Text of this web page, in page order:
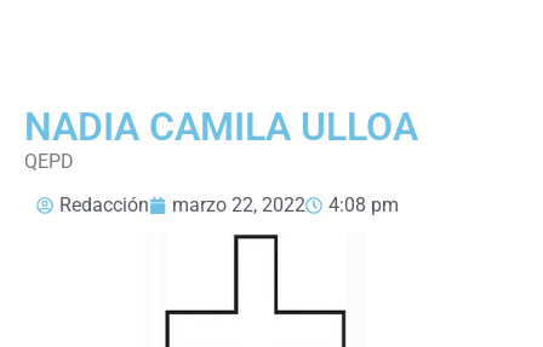
NADIA CAMILA ULLOA
QEPD
Redacción
marzo 22, 2022 4:08 pm